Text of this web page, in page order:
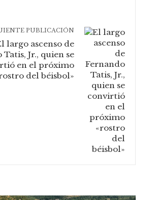
PUBLICACIÓN
largo ascenso de
Tatis, Jr., quien se
en el próximo
del béisbol»